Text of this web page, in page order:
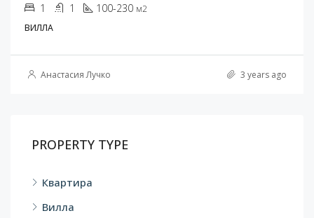
1 1 100-230 м2
ВИЛЛА
Анастасия Лучко 3 years ago
PROPERTY TYPE
Квартира
Вилла